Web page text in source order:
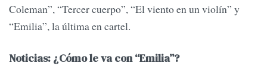
Coleman”, “Tercer cuerpo”, “El viento en un violín” y
“Emilia”, la última en cartel.
Noticias: ¿Cómo le va con “Emilia”?